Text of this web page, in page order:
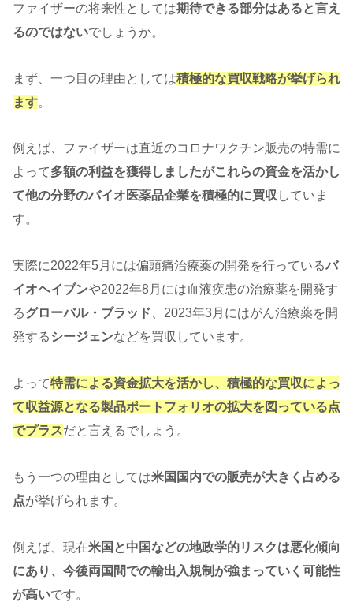
ファイザーの将来性としては期待できる部分はあると言え
るのではないでしょうか。
まず、一つ目の理由としては積極的な買収戦略が挙げられ
ます。
例えば、ファイザーは直近のコロナワクチン販売の特需に
よって多額の利益を獲得しましたがこれらの資金を活かし
て他の分野のバイオ医薬品企業を積極的に買収していま
す。
実際に2022年5月には偏頭痛治療薬の開発を行っているバ
イオヘイブンや2022年8月には血液疾患の治療薬を開発す
るグローバル・ブラッド 、2023年3月にはがん治療薬を開
発する シージェンなどを買収しています。
よって特需による資金拡大を活かし、積極的な買収によっ
て収益源となる製品ポートフォリオの拡大を図っている点
でプラスだと言えるでしょう。
もう一つの理由としては米国国内での販売が大きく占める
点が挙げられます。
例えば、現在米国と中国などの地政学的リスクは悪化傾向
にあり、今後両国間での輸出入規制が強まっていく可能性
が高いです。